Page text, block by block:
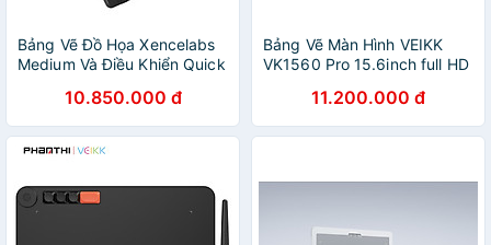
Bảng Vẽ Đồ Họa Xencelabs
Medium Và Điều Khiển Quick
Nghiêng Kèm 2 Bút Stylus
Và Túi Đựng Cao Cấp - Hàng
Chính Hãng
10.850.000 đ
Bảng Vẽ Màn Hình VEIKK
VK1560 Pro 15.6inch full HD
Chính Hãng11.200.000 đ